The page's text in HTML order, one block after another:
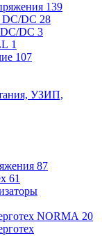
139
DC/DC 28
DC 3
1
107
УЗИП,
87
61
NORMA 20